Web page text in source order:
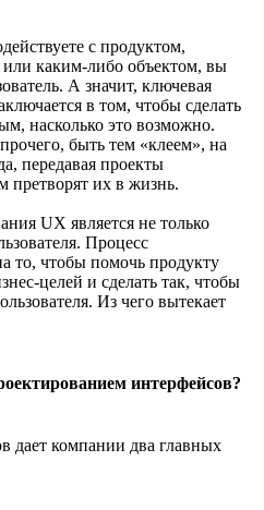
с продуктом,
каким-либо объектом, вы
А значит, ключевая
в том, чтобы сделать
насколько это возможно.
быть тем «клеем», на
передавая проекты
претворят их в жизнь.
UX является не только
Процесс
то, чтобы помочь продукту
целей и сделать так, чтобы
Из чего вытекает
интерфейсов?
дает компании два главных